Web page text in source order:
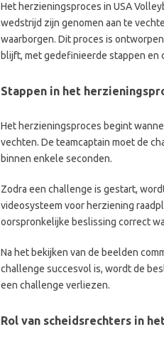
Het herzieningsproces in USA
wedstrijd zijn genomen aan te
waarborgen. Dit proces is
blijft, met gedefinieerde stappen en
Stappen in het
Het herzieningsproces begint
vechten. De teamcaptain moet de
binnen enkele seconden.
Zodra een challenge is gestart,
videosysteem voor herziening
oorspronkelijke beslissing correct
Na het bekijken van de beelden
challenge succesvol is, wordt de
een challenge verliezen.
Rol van scheidsrechters in